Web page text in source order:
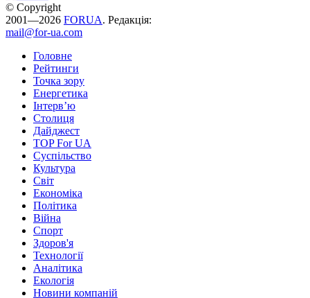
© Copyright
2001—2026 FORUA. Редакція:
mail@for-ua.com
Головне
Рейтинги
Точка зору
Енергетика
Інтерв’ю
Столиця
Дайджест
TOP For UA
Суспiльство
Культура
Світ
Економіка
Політика
Війна
Спорт
Здоров'я
Технології
Аналітика
Екологія
Новини компаній